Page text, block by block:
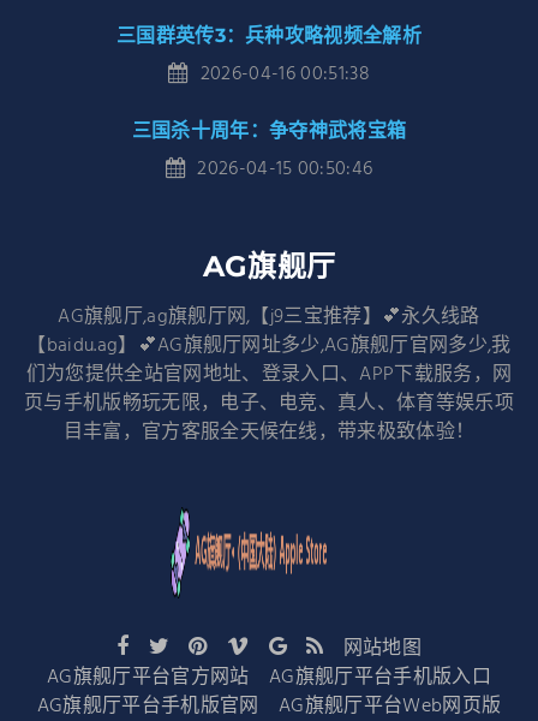
三国群英传3：兵种攻略视频全解析
2026-04-16 00:51:38
三国杀十周年：争夺神武将宝箱
2026-04-15 00:50:46
AG旗舰厅
AG旗舰厅,ag旗舰厅网,【j9三宝推荐】💕永久线路
【baidu.ag】💕AG旗舰厅网址多少,AG旗舰厅官网多少,我
们为您提供全站官网地址、登录入口、APP下载服务，网
页与手机版畅玩无限，电子、电竞、真人、体育等娱乐项
目丰富，官方客服全天候在线，带来极致体验！
网站地图
AG旗舰厅平台官方网站
AG旗舰厅平台手机版入口
AG旗舰厅平台手机版官网
AG旗舰厅平台Web网页版